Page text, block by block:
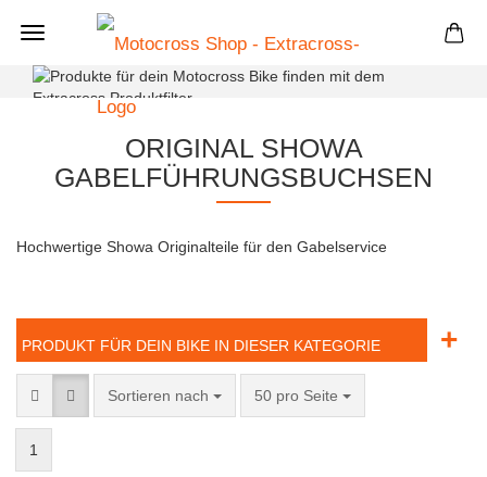
ORIGINAL SHOWA
GABELFÜHRUNGSBUCHSEN
Hochwertige Showa Originalteile für den Gabelservice
PRODUKT FÜR DEIN BIKE IN DIESER KATEGORIE +
Sortieren nach 50 pro Seite
1